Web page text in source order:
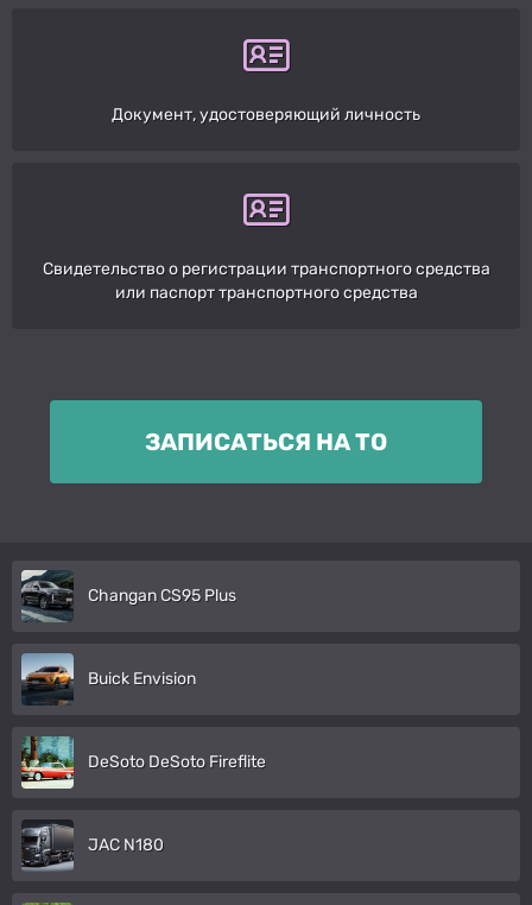
Документ, удостоверяющий личность
Свидетельство о регистрации транспортного средства
или паспорт транспортного средства
ЗАПИСАТЬСЯ НА ТО
Changan CS95 Plus
Buick Envision
DeSoto DeSoto Fireflite
JAC N180